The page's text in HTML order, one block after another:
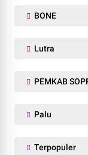
BONE
Lutra
PEMKAB
Palu
Terpopuler